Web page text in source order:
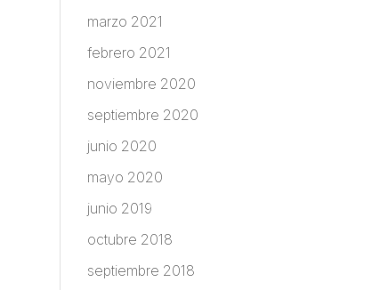
marzo 2021
febrero 2021
noviembre 2020
septiembre 2020
junio 2020
mayo 2020
junio 2019
octubre 2018
septiembre 2018